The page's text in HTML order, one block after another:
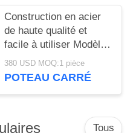
Construction en acier
de haute qualité et
facile à utiliser Modèle
F50H Durabilité de 11"
à 49"
380 USD MOQ:1 pièce
POTEAU CARRÉ
Tous